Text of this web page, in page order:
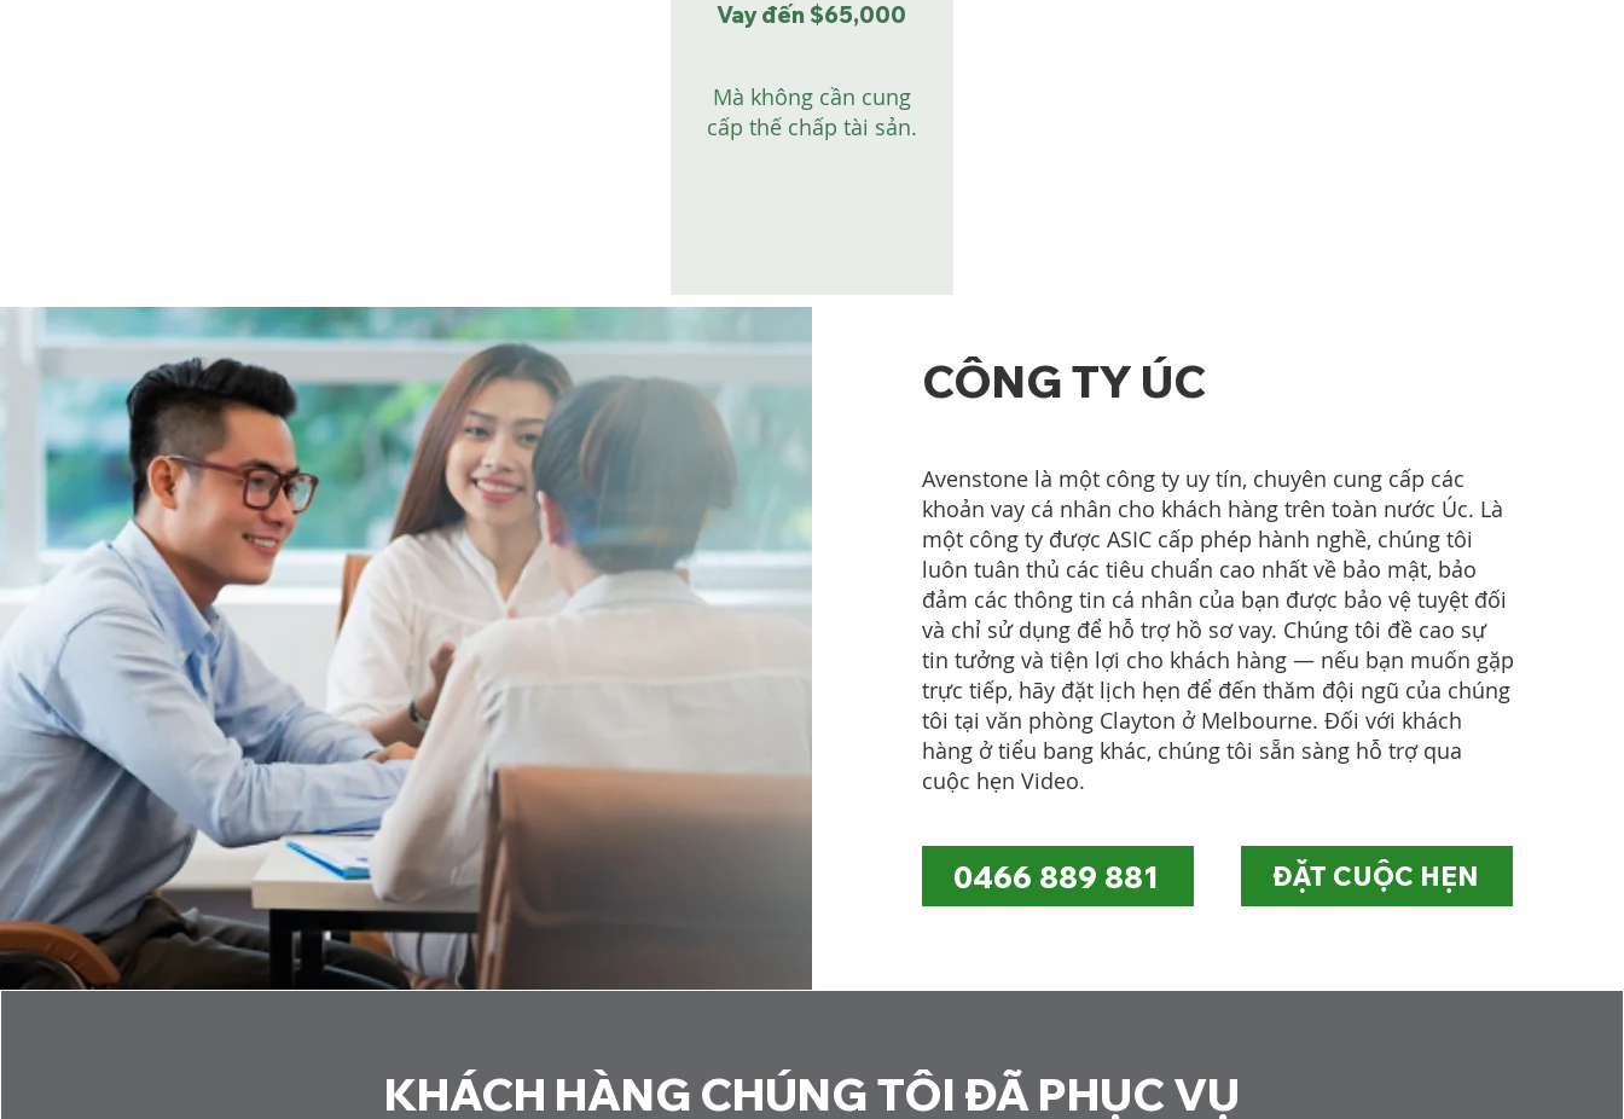
Vay đến $65,000
Mà không cần cung
cấp thế chấp tài sản.
CÔNG TY ÚC
Avenstone là một công ty uy tín, chuyên cung cấp các
khoản vay cá nhân cho khách hàng trên toàn nước Úc. Là
một công ty được ASIC cấp phép hành nghề, chúng tôi
luôn tuân thủ các tiêu chuẩn cao nhất về bảo mật, bảo
đảm các thông tin cá nhân của bạn được bảo vệ tuyệt đối
và chỉ sử dụng để hỗ trợ hồ sơ vay. Chúng tôi đề cao sự
tin tưởng và tiện lợi cho khách hàng — nếu bạn muốn gặp
trực tiếp, hãy đặt lịch hẹn để đến thăm đội ngũ của chúng
tôi tại văn phòng Clayton ở Melbourne. Đối với khách
hàng ở tiểu bang khác, chúng tôi sẵn sàng hỗ trợ qua
cuộc hẹn Video.
0466 889 881 ĐẶT CUỘC HẸN
KHÁCH HÀNG CHÚNG TÔI ĐÃ PHỤC VỤ